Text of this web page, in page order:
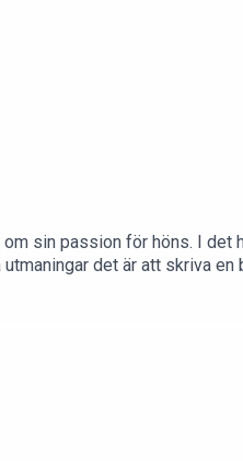
sin passion för höns. I
det är att skriva
giftfritt alternativ för